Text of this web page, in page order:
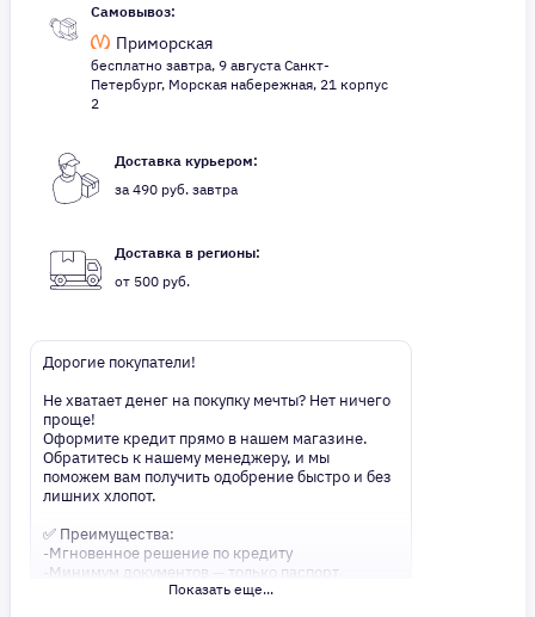
Самовывоз:
Приморская
бесплатно завтра, 9 августа Санкт-
Петербург, Морская набережная, 21 корпус
2
Доставка курьером:
за 490 руб. завтра
Доставка в регионы:
от 500 руб.
Дорогие покупатели!
Не хватает денег на покупку мечты? Нет ничего
проще!
Оформите кредит прямо в нашем магазине.
Обратитесь к нашему менеджеру, и мы
поможем вам получить одобрение быстро и без
лишних хлопот.
✅ Преимущества:
-Мгновенное решение по кредиту
-Минимум документов — только паспорт
-Удобные сроки и низкие процентные ставки
Показать еще...